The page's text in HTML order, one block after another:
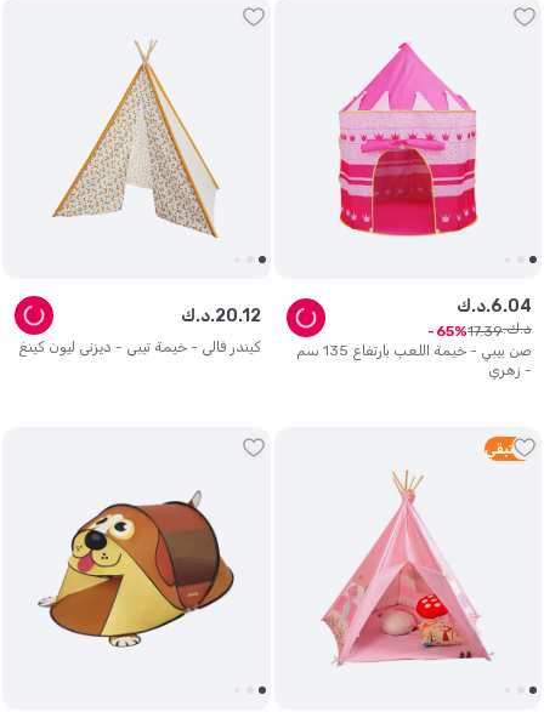
صن بيبي - خيمة اللعب بارتفاع 135 سم
- زهري
د.ك.6.04
د.ك. 17.39
65
كيندر فالي - خيمة تيبي - ديزني ليون كينغ
د.ك.20.12
5 متبقي